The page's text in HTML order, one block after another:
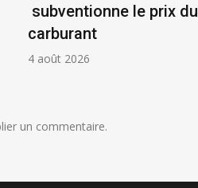
subventionne le prix du
carburant
4 août 2026
un commentaire.